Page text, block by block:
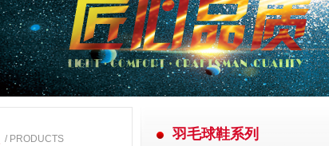
/ PRODUCTS 羽毛球鞋系列